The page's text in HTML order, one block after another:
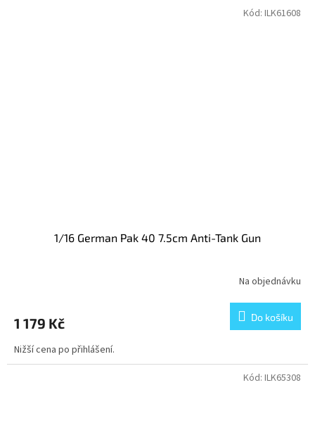
1/16 German Pak 40 7.5cm Anti-Tank Gun
Na objednávku
1 179 Kč Do košíku
Nižší cena po přihlášení.
Kód: ILK61608
Kód: ILK65308